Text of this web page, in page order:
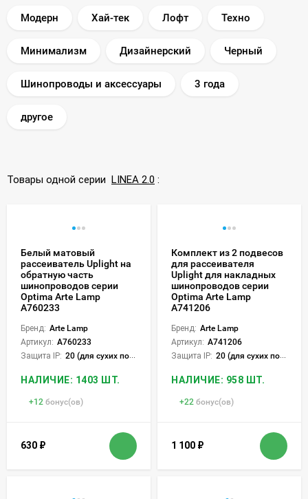
Модерн Хай-тек Лофт Техно
Минимализм Дизайнерский Черный
Шинопроводы и аксессуары 3 года
другое
Товары одной серии LINEA 2.0 :
Белый матовый
рассеиватель Uplight на
обратную часть
шинопроводов серии
Optima Arte Lamp
A760233
Бренд: Arte Lamp
Артикул: A760233
Защита IP: 20 (для сухих пом.)
НАЛИЧИЕ: 1403 ШТ.
+12 бонус(ов)
630 ₽
Комплект из 2 подвесов
для рассеивателя
Uplight для накладных
шинопроводов серии
Optima Arte Lamp
A741206
Бренд: Arte Lamp
Артикул: A741206
Защита IP: 20 (для сухих пом.)
НАЛИЧИЕ: 958 ШТ.
+22 бонус(ов)
1 100 ₽